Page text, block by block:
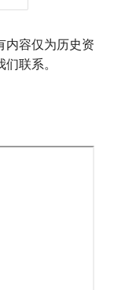
内容仅为历史资
联系。